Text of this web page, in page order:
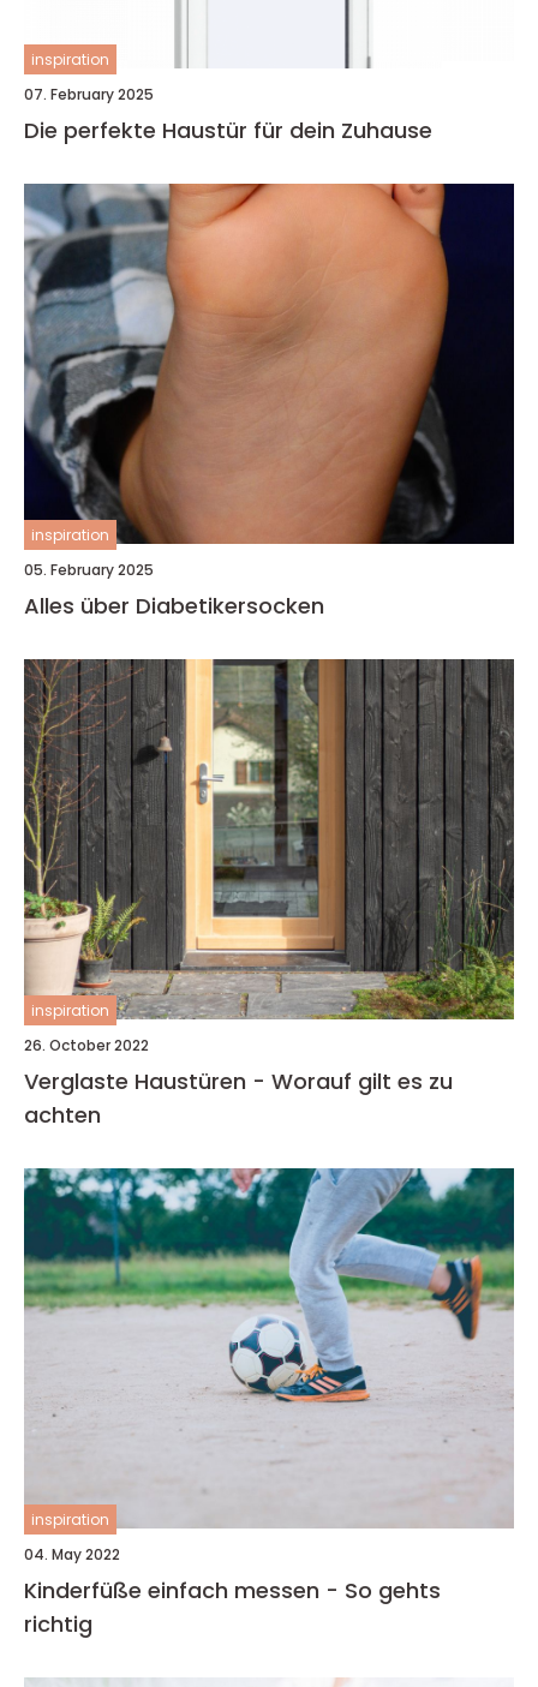
inspiration
07. February 2025
Die perfekte Haustür für dein Zuhause
inspiration
05. February 2025
Alles über Diabetikersocken
inspiration
26. October 2022
Verglaste Haustüren - Worauf gilt es zu
achten
inspiration
04. May 2022
Kinderfüße einfach messen - So gehts
richtig